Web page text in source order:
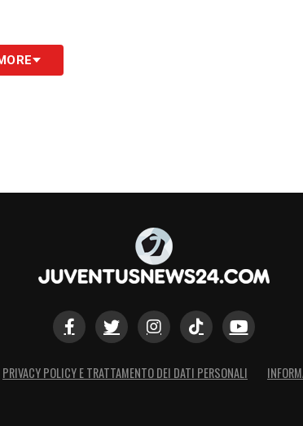
PRIVACY POLICY E TRATTAMENTO DEI DATI PERSONALI